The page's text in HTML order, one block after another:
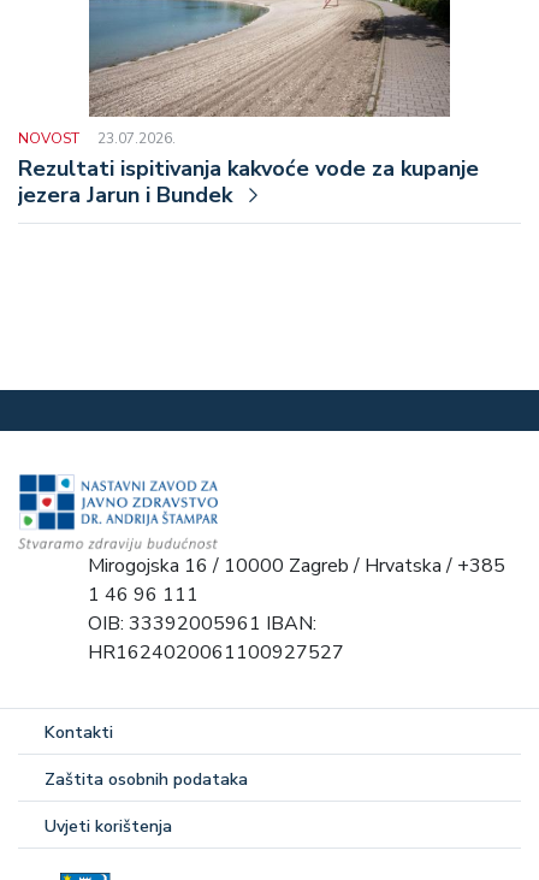
NOVOST 23.07.2026.
Rezultati ispitivanja kakvoće vode za kupanje
jezera Jarun i Bundek
Mirogojska 16 / 10000 Zagreb / Hrvatska / +385
1 46 96 111
OIB: 33392005961 IBAN:
HR1624020061100927527
Kontakti
Zaštita osobnih podataka
Uvjeti korištenja